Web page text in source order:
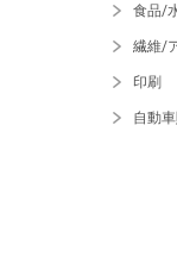
食品/
繊維/
印刷
自動